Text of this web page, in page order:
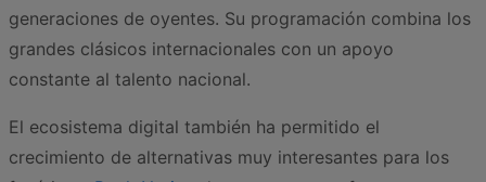
generaciones de oyentes. Su programación combina los
grandes clásicos internacionales con un apoyo
constante al talento nacional.
El ecosistema digital también ha permitido el
crecimiento de alternativas muy interesantes para los